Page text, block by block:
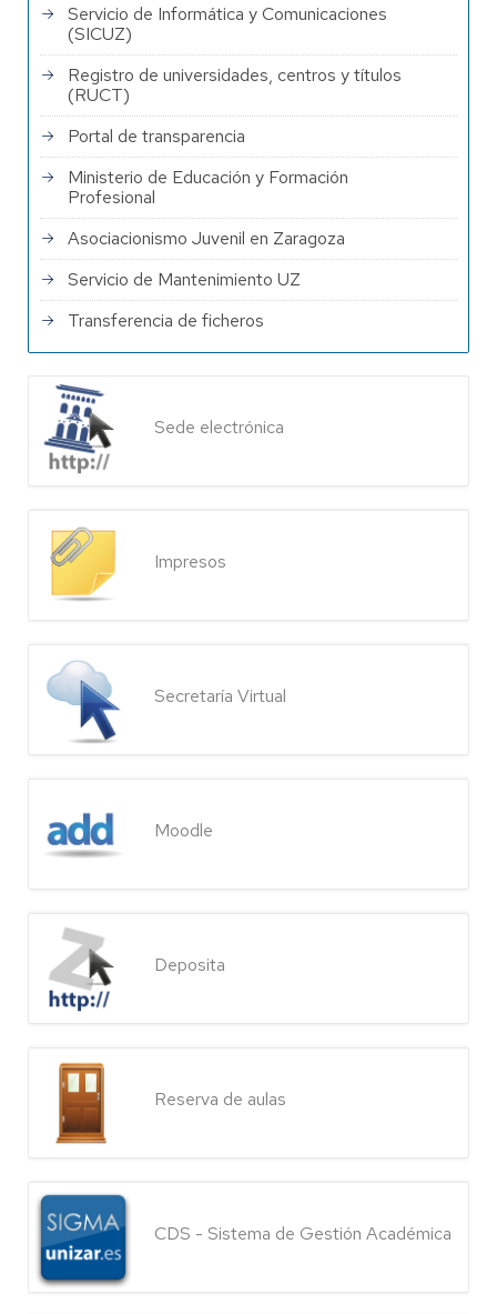
Servicio de Informática y Comunicaciones
(SICUZ)
Registro de universidades, centros y títulos
(RUCT)
Portal de transparencia
Ministerio de Educación y Formación
Profesional
Asociacionismo Juvenil en Zaragoza
Servicio de Mantenimiento UZ
Transferencia de ficheros
Sede electrónica
Impresos
Secretaría Virtual
Moodle
Deposita
Reserva de aulas
CDS - Sistema de Gestión Académica